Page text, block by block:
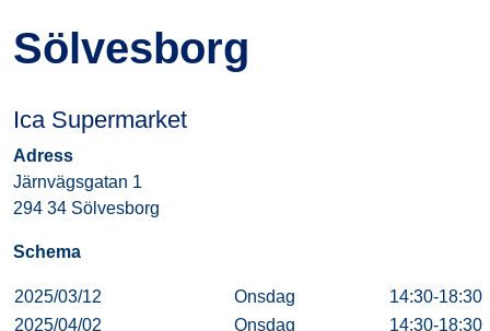
Sölvesborg
Ica Supermarket
Adress
Järnvägsgatan 1
294 34 Sölvesborg
Schema
2025/03/12 Onsdag
14:30-18:30
2025/04/02
Onsdag
14:30-18:30